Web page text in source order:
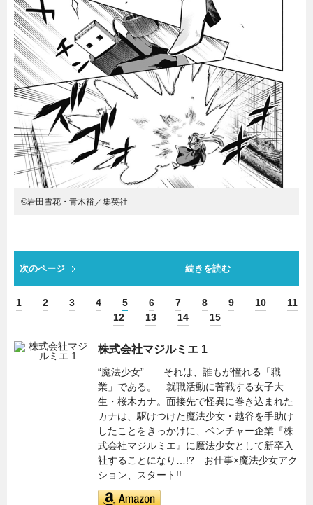
©岩田雪花・青木裕／集英社
次のページ 続きを読む
1 2 3 4 5 6 7 8 9 10
11
12
13 14 15
株式会社マジルミエ 1
“魔法少女”――それは、誰もが憧れる「職
業」である。 就職活動に苦戦する女子大
生・桜木カナ。面接先で怪異に巻き込まれた
カナは、駆けつけた魔法少女・越谷を手助け
したことをきっかけに、ベンチャー企業『株
式会社マジルミエ』に魔法少女として新卒入
社することになり…!? お仕事×魔法少女アク
ション、スタート!!